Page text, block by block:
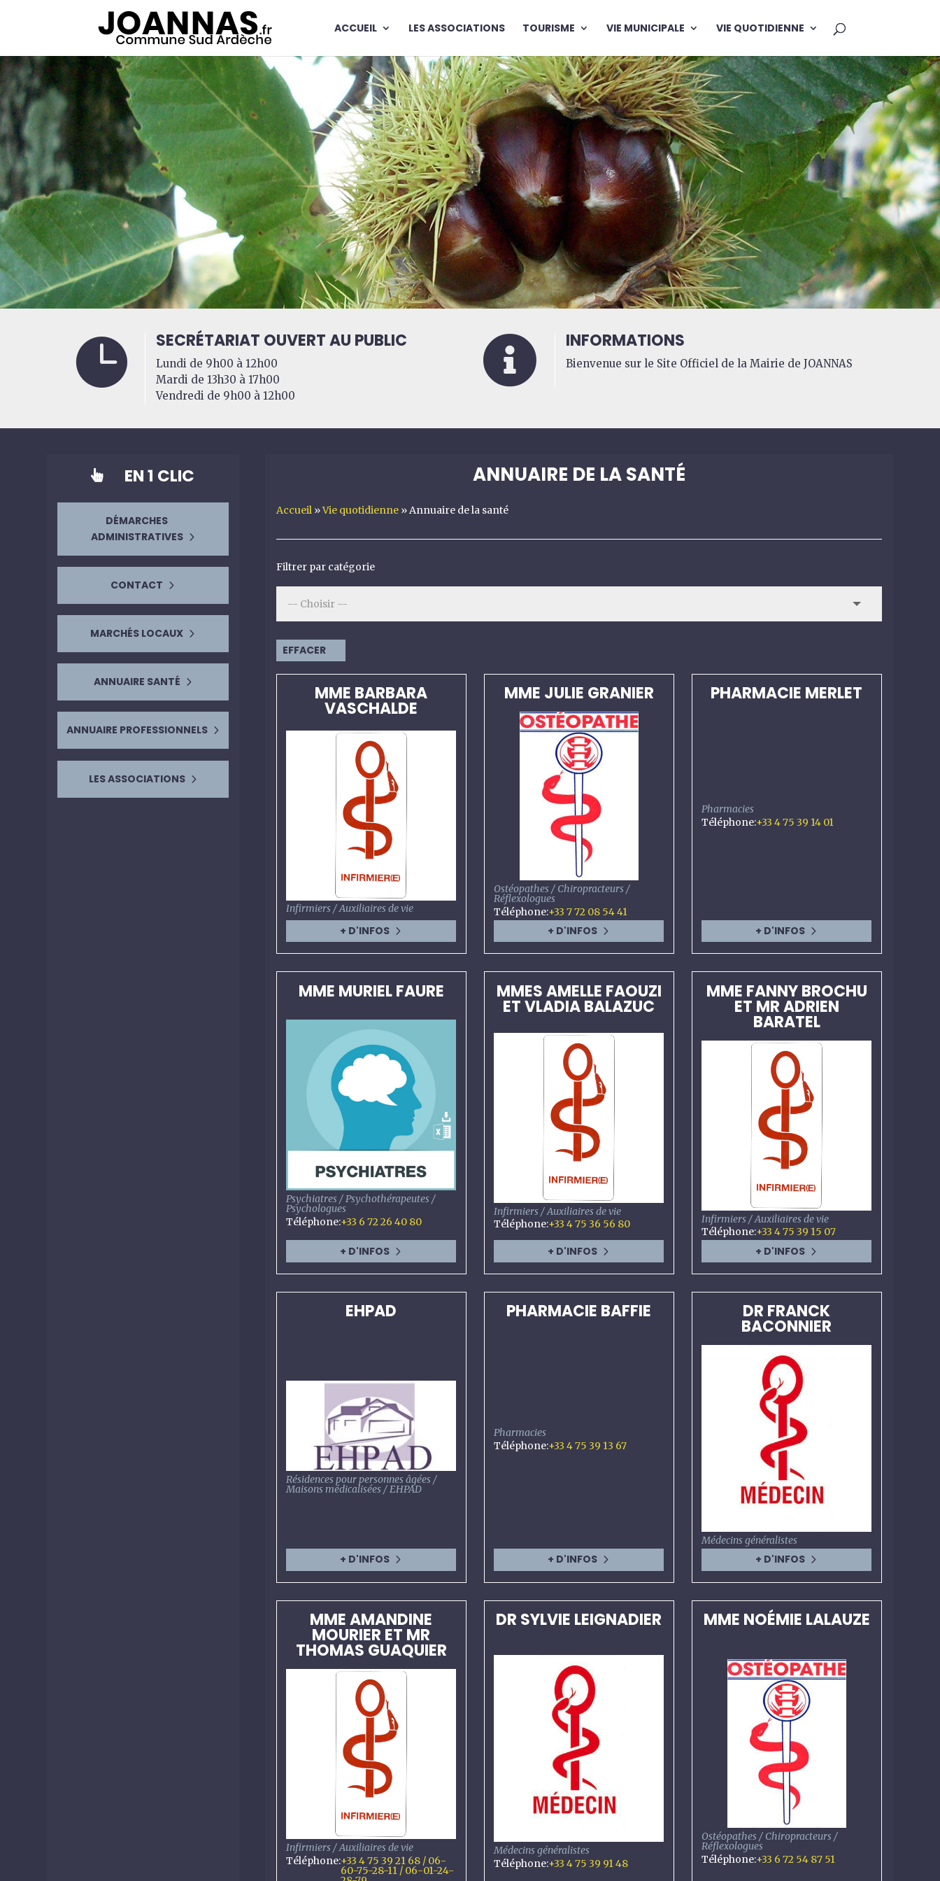
ACCUEIL LES ASSOCIATIONS TOURISME VIE MUNICIPALE VIE QUOTIDIENNE
 SECRÉTARIAT OUVERT AU PUBLIC
Lundi de 9h00 à 12h00
Mardi de 13h30 à 17h00
Vendredi de 9h00 à 12h00
 INFORMATIONS
Bienvenue sur le Site Officiel de la Mairie de JOANNAS
 EN 1 CLIC
DÉMARCHES
ADMINISTRATIVES
CONTACT
MARCHÉS LOCAUX
ANNUAIRE SANTÉ
ANNUAIRE PROFESSIONNELS
LES ASSOCIATIONS
ANNUAIRE DE LA SANTÉ
Accueil»Vie quotidienne»Annuaire de la santé
Filtrer par catégorie
EFFACER
MME BARBARA
VASCHALDE
Infirmiers / Auxiliaires de vie
+ D'INFOS
MME JULIE GRANIER
Ostéopathes / Chiropracteurs /
Réflexologues
Téléphone:+33 7 72 08 54 41
+ D'INFOS
PHARMACIE MERLET
Pharmacies
Téléphone:+33 4 75 39 14 01
+ D'INFOS
MME MURIEL FAURE
Psychiatres / Psychothérapeutes /
Psychologues
Téléphone:+33 6 72 26 40 80
+ D'INFOS
MMES AMELLE FAOUZI
ET VLADIA BALAZUC
Infirmiers / Auxiliaires de vie
Téléphone:+33 4 75 36 56 80
+ D'INFOS
MME FANNY BROCHU
ET MR ADRIEN
BARATEL
Infirmiers / Auxiliaires de vie
Téléphone:+33 4 75 39 15 07
+ D'INFOS
EHPAD
Résidences pour personnes âgées /
Maisons médicalisées / EHPAD
+ D'INFOS
PHARMACIE BAFFIE
Pharmacies
Téléphone:+33 4 75 39 13 67
+ D'INFOS
DR FRANCK
BACONNIER
Médecins généralistes
+ D'INFOS
MME AMANDINE
MOURIER ET MR
THOMAS GUAQUIER
Infirmiers / Auxiliaires de vie
Téléphone:+33 4 75 39 21 68 / 06-
60-75-28-11 / 06-01-24-
DR SYLVIE LEIGNADIER
Médecins généralistes
Téléphone:+33 4 75 39 91 48
MME NOÉMIE LALAUZE
Ostéopathes / Chiropracteurs /
Réflexologues
Téléphone:+33 6 72 54 87 51